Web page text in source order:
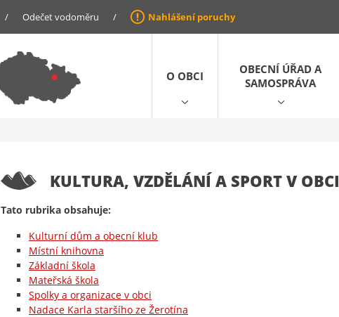
/ Odečet vodoměru / Nahlášení poruchy
O OBCI
OBECNÍ ÚŘAD A
SAMOSPRÁVA
KULTURA, VZDĚLÁNÍ A SPORT V OBCI
Tato rubrika obsahuje:
Kulturní dům a obecní klub
Místní knihovna
Základní škola
Mateřská škola
Spolky a organizace v obci
Nadace Karla staršího ze Žerotína